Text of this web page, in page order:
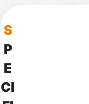
S
P
E
CI